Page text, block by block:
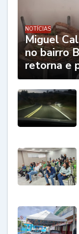
NOTÍCIAS
Miguel
no bairro
retorna e